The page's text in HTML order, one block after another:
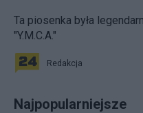
Ta piosenka była
"Y.M.C.A."
Redakcja
Najpopularniejsze